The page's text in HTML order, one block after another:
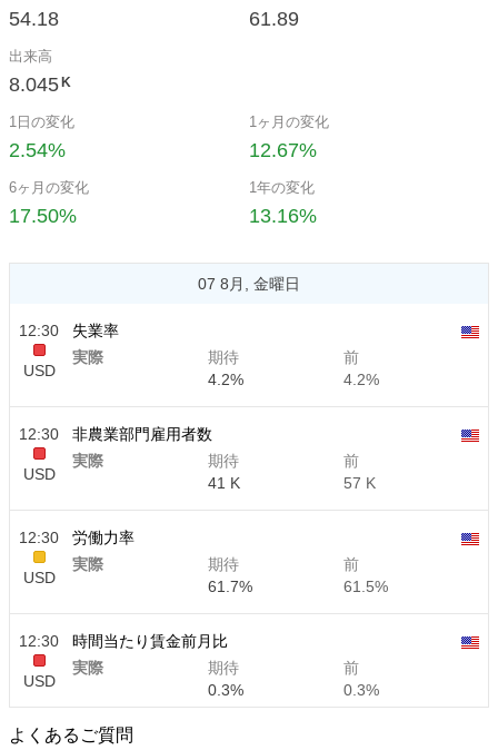
54.18 61.89
出来高
8.045 K
1日の変化
2.54%
1ヶ月の変化
12.67%
6ヶ月の変化
17.50%
1年の変化
13.16%
07 8月, 金曜日
12:30
USD
失業率
実際
期待
4.2%
前
4.2%
12:30
USD
非農業部門雇用者数
実際
期待
41 K
前
57 K
12:30
USD
労働力率
実際
期待
61.7%
前
61.5%
12:30
USD
時間当たり賃金前月比
実際
期待
0.3%
前
0.3%
12:30 時間当たり賃金前年比
よくあるご質問